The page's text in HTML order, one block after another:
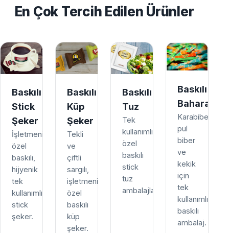
En Çok Tercih Edilen Ürünler
Baskılı
Stick
Şeker
İşletmenize
özel
baskılı,
hijyenik
tek
kullanımlık
stick
şeker.
Baskılı
Küp
Şeker
Tekli
ve
çiftli
sargılı,
işletmenize
özel
baskılı
küp
şeker.
Baskılı
Tuz
Tek
kullanımlık,
özel
baskılı
stick
tuz
ambalajları.
Baskılı
Baharat
Karabiber,
pul
biber
ve
kekik
için
tek
kullanımlık
baskılı
ambalaj.